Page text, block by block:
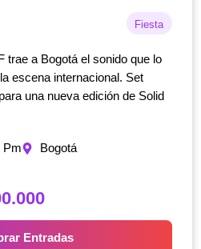
Fiesta
trae a Bogotá el sonido que lo
escena internacional. Set
una nueva edición de Solid
Pm Bogotá
R
n
Entradas